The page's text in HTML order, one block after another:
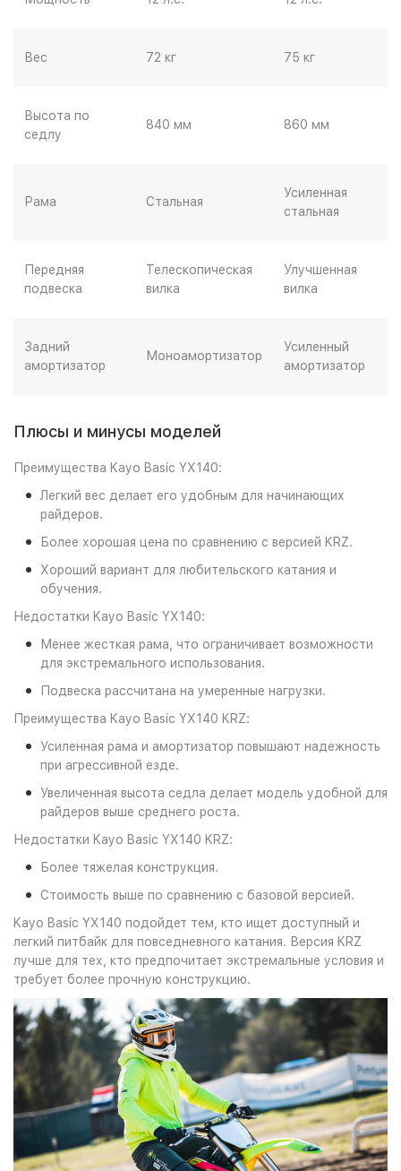
Вес 72 кг 75 кг
Высота по
седлу
840 мм 860 мм
Рама Стальная
Усиленная
стальная
Передняя
подвеска
Телескопическая
вилка
Улучшенная
вилка
Задний
амортизатор
Моноамортизатор
Усиленный
амортизатор
Плюсы и минусы моделей
Преимущества Kayo Basic YX140:
Легкий вес делает его удобным для начинающих
райдеров.
Более хорошая цена по сравнению с версией KRZ.
Хороший вариант для любительского катания и
обучения.
Недостатки Kayo Basic YX140:
Менее жесткая рама, что ограничивает возможности
для экстремального использования.
Подвеска рассчитана на умеренные нагрузки.
Преимущества Kayo Basic YX140 KRZ:
Усиленная рама и амортизатор повышают надежность
при агрессивной езде.
Увеличенная высота седла делает модель удобной для
райдеров выше среднего роста.
Недостатки Kayo Basic YX140 KRZ:
Более тяжелая конструкция.
Стоимость выше по сравнению с базовой версией.
Kayo Basic YX140 подойдет тем, кто ищет доступный и
легкий питбайк для повседневного катания. Версия KRZ
лучше для тех, кто предпочитает экстремальные условия и
требует более прочную конструкцию.